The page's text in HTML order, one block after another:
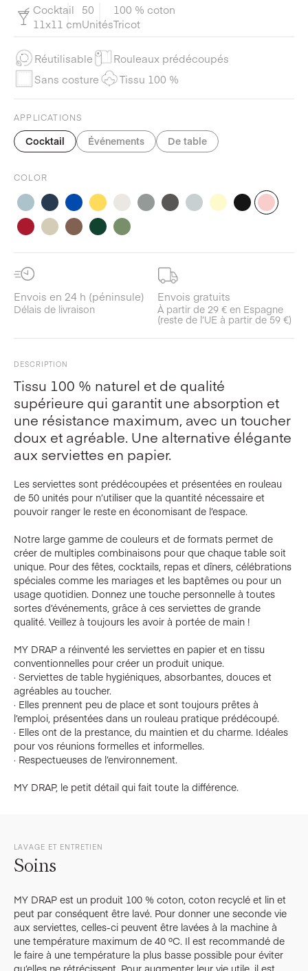
Cocktail
11x11 cm
50
Unités
100 % coton
Tricot
Réutilisable
Rouleaux prédécoupés
Sans costure
Tissu 100 %
COLOR
APPLICATIONS
Cocktail Événements De table
Envois en 24 h (péninsule)
Délais de livraison
Envois gratuits
À partir de 29 € en Espagne
(reste de l’UE à partir de 59 €)
DESCRIPTION
Tissu 100 % naturel et de qualité
supérieure qui garantit une absorption et
une résistance maximum, avec un toucher
doux et agréable. Une alternative élégante
aux serviettes en papier.
Les serviettes sont prédécoupées et présentées en rouleau
de 50 unités pour n’utiliser que la quantité nécessaire et
pouvoir ranger le reste en économisant de l’espace.
Notre large gamme de couleurs et de formats permet de
créer de multiples combinaisons pour que chaque table soit
unique. Pour des fêtes, cocktails, repas et dîners, célébrations
spéciales comme les mariages et les baptêmes ou pour un
usage quotidien. Donnez une touche personnelle à toutes
sortes d’événements, grâce à ces serviettes de grande
qualité. Veillez à toujours les avoir à portée de main !
MY DRAP a réinventé les serviettes en papier et en tissu
conventionnelles pour créer un produit unique.
· Serviettes de table hygiéniques, absorbantes, douces et
agréables au toucher.
· Elles prennent peu de place et sont toujours prêtes à
l’emploi, présentées dans un rouleau pratique prédécoupé.
· Elles ont de la prestance, du maintien et du charme. Idéales
pour vos réunions formelles et informelles.
· Respectueuses de l’environnement.
MY DRAP, le petit détail qui fait toute la différence.
LAVAGE ET ENTRETIEN
Soins
MY DRAP est un produit 100 % coton, coton recyclé et lin et
peut par conséquent être lavé. Pour donner une seconde vie
aux serviettes, celles-ci peuvent être lavées à la machine à
une température maximum de 40 ºC. Il est recommandé de
le faire à une température la plus basse possible pour éviter